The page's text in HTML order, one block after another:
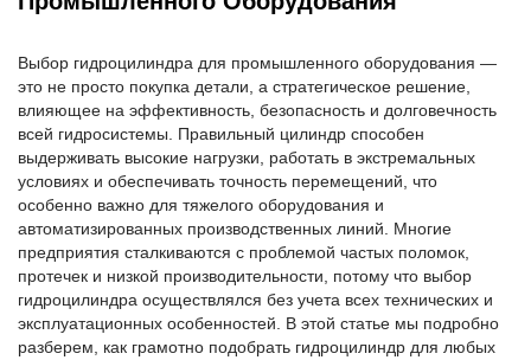
Выбор гидроцилиндра для промышленного оборудования —
это не просто покупка детали, а стратегическое решение,
влияющее на эффективность, безопасность и долговечность
всей гидросистемы. Правильный цилиндр способен
выдерживать высокие нагрузки, работать в экстремальных
условиях и обеспечивать точность перемещений, что
особенно важно для тяжелого оборудования и
автоматизированных производственных линий. Многие
предприятия сталкиваются с проблемой частых поломок,
протечек и низкой производительности, потому что выбор
гидроцилиндра осуществлялся без учета всех технических и
эксплуатационных особенностей. В этой статье мы подробно
разберем, как грамотно подобрать гидроцилиндр для любых